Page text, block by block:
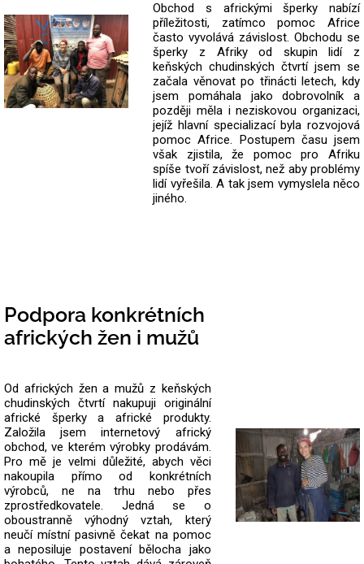
Obchod s africkými šperky nabízí
příležitosti, zatímco pomoc Africe
často vyvolává závislost. Obchodu se
šperky z Afriky od skupin lidí z
keňských chudinských čtvrtí jsem se
začala věnovat po třinácti letech, kdy
jsem pomáhala jako dobrovolník a
později měla i neziskovou organizaci,
jejíž hlavní specializací byla rozvojová
pomoc Africe. Postupem času jsem
však zjistila, že pomoc pro Afriku
spíše tvoří závislost, než aby problémy
lidí vyřešila. A tak jsem vymyslela něco
jiného.
Podpora konkrétních
afrických žen i mužů
Od afrických žen a mužů z keňských
chudinských čtvrtí nakupuji originální
africké šperky a africké produkty.
Založila jsem internetový africký
obchod, ve kterém výrobky prodávám.
Pro mě je velmi důležité, abych věci
nakoupila přímo od konkrétních
výrobců, ne na trhu nebo přes
zprostředkovatele. Jedná se o
oboustranně výhodný vztah, který
neučí místní pasivně čekat na pomoc
a neposiluje postavení bělocha jako